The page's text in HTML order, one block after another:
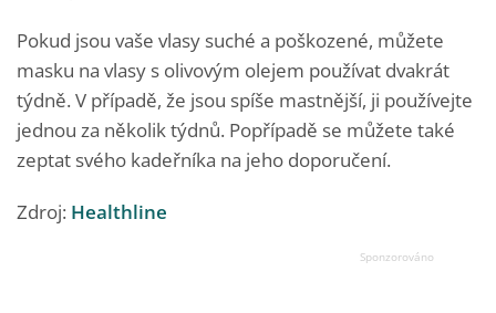
Pokud jsou vaše vlasy suché a poškozené, můžete
masku na vlasy s olivovým olejem používat dvakrát
týdně. V případě, že jsou spíše mastnější, ji používejte
jednou za několik týdnů. Popřípadě se můžete také
zeptat svého kadeřníka na jeho doporučení.
Zdroj: Healthline